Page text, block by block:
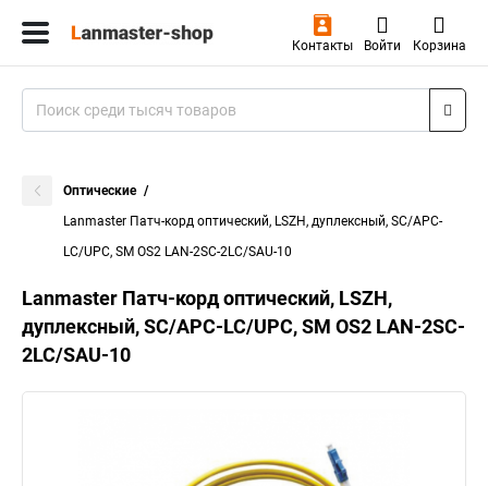
Контакты Войти Корзина
Оптические
Lanmaster Патч-корд оптический, LSZH, дуплексный, SC/APC-
LC/UPC, SM OS2 LAN-2SC-2LC/SAU-10
Lanmaster Патч-корд оптический, LSZH,
дуплексный, SC/APC-LC/UPC, SM OS2 LAN-2SC-
2LC/SAU-10